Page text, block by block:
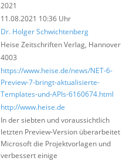
2021
11.08.2021 10:36 Uhr
Dr. Holger Schwichtenberg
Heise Zeitschriften Verlag, Hannover
4003
https://www.heise.de/news/NET-6-
Preview-7-bringt-aktualisierte-
Templates-und-APIs-6160674.html
http://www.heise.de
In der siebten und voraussichtlich
letzten Preview-Version überarbeitet
Microsoft die Projektvorlagen und
verbessert einige